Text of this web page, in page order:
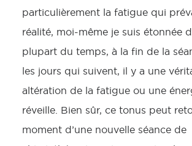
particulièrement la fatigue qui
réalité, moi-même je suis étonnée
plupart du temps, à la fin de la
les jours qui suivent, il y a une
altération de la fatigue ou une
réveille. Bien sûr, ce tonus peut
moment d’une nouvelle séance de